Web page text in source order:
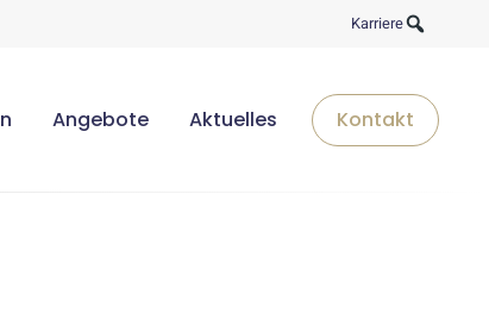
Karriere
Angebote Aktuelles Kontakt